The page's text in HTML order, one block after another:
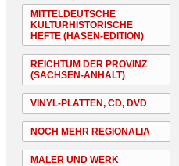
MITTELDEUTSCHE
KULTURHISTORISCHE
HEFTE (HASEN-EDITION)
REICHTUM DER PROVINZ
(SACHSEN-ANHALT)
VINYL-PLATTEN, CD, DVD
NOCH MEHR REGIONALIA
MALER UND WERK